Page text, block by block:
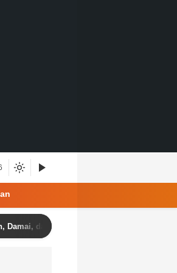
dan Kondusif Jelang HUT ke-81 Republik